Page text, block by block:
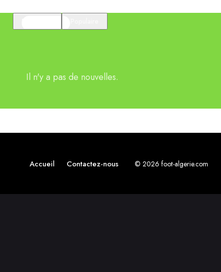
Il n'y a pas de nouvelles.
Accueil Contactez-nous © 2026 foot-algerie.com